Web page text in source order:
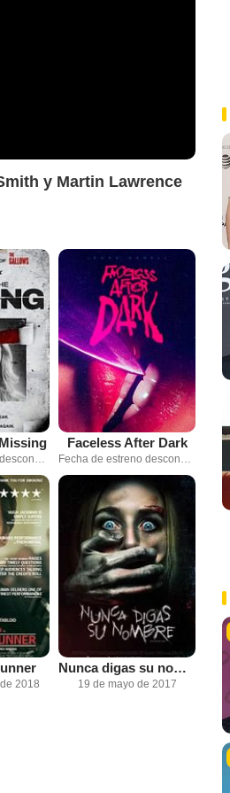
y Martin Lawrence
Faceless After Dark
2018
Nunca digas su nombre
19 de mayo de 2017